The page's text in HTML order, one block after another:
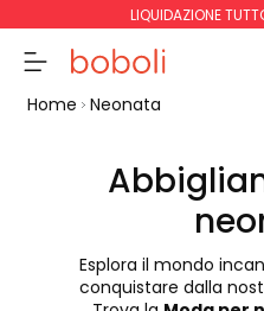
LIQUIDAZIONE
Totale
Home Neonata
Esplora il mondo
conquistare dalla